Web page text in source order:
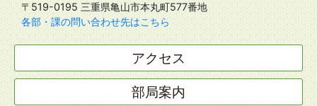
〒519-0195 三重県亀山市本丸町577番地
各部・課の問い合わせ先はこちら
アクセス
部局案内